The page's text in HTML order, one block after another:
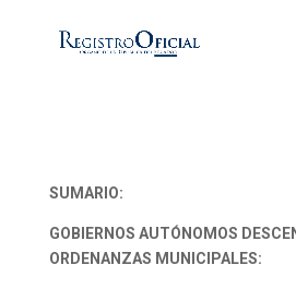
SUMARIO:
GOBIERNOS AUTÓNOMOS
ORDENANZAS MUNICIPALES: